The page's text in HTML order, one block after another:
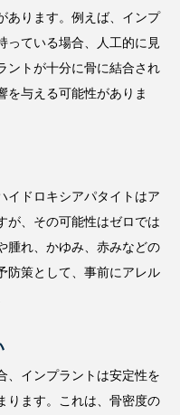
あります。例えば、インプ
っている場合、人工的に見
ントが十分に骨に結合され
を与える可能性がありま
イドロキシアパタイトはア
が、その可能性はゼロでは
腫れ、かゆみ、赤みなどの
防策として、事前にアレル
、インプラントは安定性を
ります。これは、骨密度の